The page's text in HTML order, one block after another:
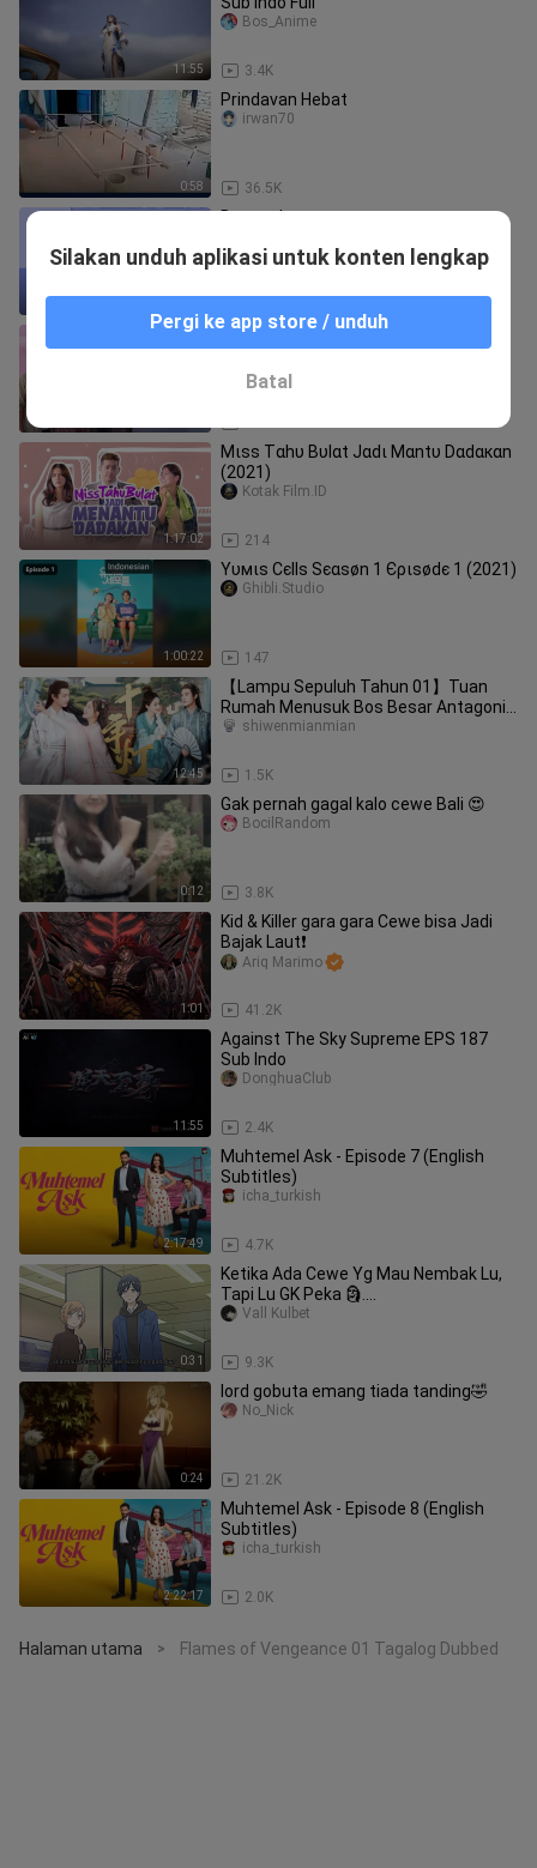
11:55 3.4K
Bos_Anime
0:58
Prindavan Hebat
36.5K
irwan70
Beacuaksssss
Dєtιк Dєtιк Тєrαкhιr - Сαtαtαn
Нαrιαnкυ (2021)
Kotak Film.ID
1:17:02
Мιѕѕ Тαhυ Вυlαt Jαdι Мαntυ Dαdαкαn
(2021)
214
Kotak Film.ID
1:00:22
Υυмιѕ Сєllѕ Ѕєαѕøn 1 Єριѕødє 1 (2021)
147
Ghibli.Studio
12:45
【Lampu Sepuluh Tahun 01】Tuan
Rumah Menusuk Bos Besar Antagonis
Sampai Mati dengan Satu Suntikan…
1.5K
shiwenmianmian
0:12
Gak pernah gagal kalo cewe Bali 😍
3.8K
BocilRandom
1:01
Kid & Killer gara gara Cewe bisa Jadi
Bajak Laut❗️
41.2K
Ariq Marimo
11:55
Against The Sky Supreme EPS 187
Sub Indo
2.4K
DonghuaClub
2:17:49
Muhtemel Ask - Episode 7 (English
Subtitles)
4.7K
icha_turkish
0:31
Ketika Ada Cewe Yg Mau Nembak Lu,
Tapi Lu GK Peka 🗿....
9.3K
Vall Kulbet
0:24
lord gobuta emang tiada tanding🤣
21.2K
No_Nick
2:22:17
Muhtemel Ask - Episode 8 (English
Subtitles)
2.0K
icha_turkish
Halaman utama > Flames of Vengeance 01 Tagalog Dubbed
Silakan unduh aplikasi untuk konten lengkap
Pergi ke app store / unduh
Batal